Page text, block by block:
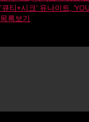
'큐티+시크' 유나이트,
목록보기